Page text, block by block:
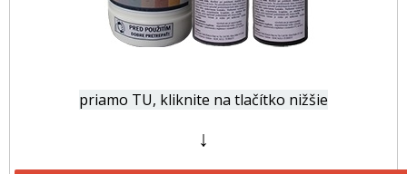
priamo TU, kliknite na tlačítko nižšie
↓